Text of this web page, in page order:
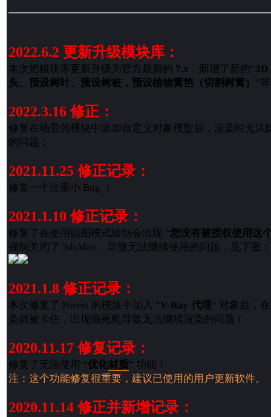
2022.6.2 更新升级模块库：
本次把模块库更新升级为官方最新的 7.x ，新增了新的“3D
头、预设树叶、预设树桩，预设植物篱笆（切割树篱） ”
2022.3.16 修正：
修复在场景的模块中添加自定义对象模型后，渲染时无法
的问题；
2021.11.25 修正记录：
修复一个注册小 Bug ！
2021.1.10 修正记录：
修复了在使用贴图模式绘制会出现 “您没有被授权使用这
强制关闭了 3dsMax，导致无法继续使用的问题，见下图：
2021.1.8 修正记录：
本次修复了 Forest 的模块中加入 “V-Ray 代理” 对象后，
染就被卡住，出现假死机导致无法继续渲染的问题！
2020.11.17 修复记录：
修复了无法使用 “优化材质” 功能！
注：这个功能修复很重要，建议已使用的用户更新软件。
2020.11.14 修正并新增记录：